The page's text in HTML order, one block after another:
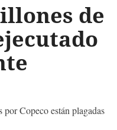
de
Copeco están plagadas